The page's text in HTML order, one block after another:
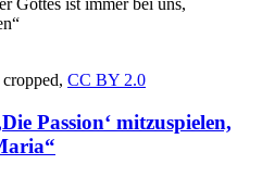
Gottes ist immer bei uns,
cropped, CC BY 2.0
Passion‘ mitzuspielen,